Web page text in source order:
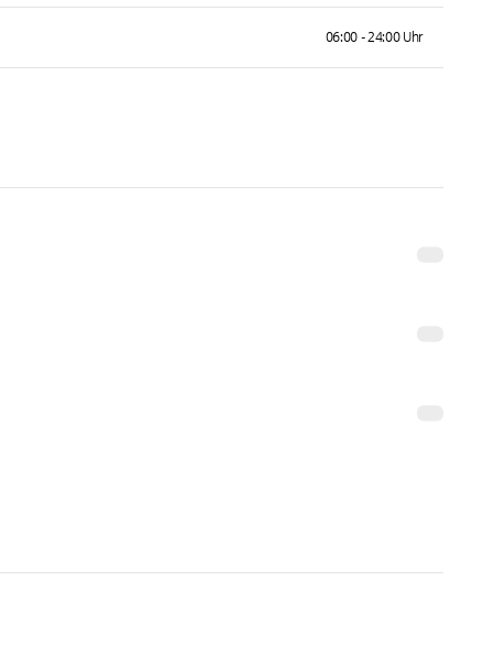
06:00 - 24:00 Uhr